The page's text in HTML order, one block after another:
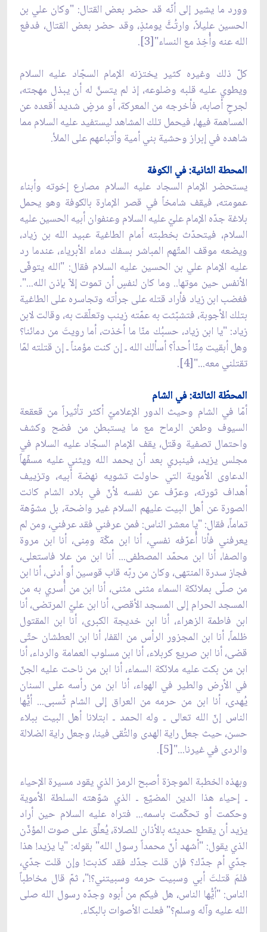
وورد ما يشير إلى أنّه قد حضر بعض القتال: "وكان علي بن
الحسين عليلاً، وارتُثَّ يومئذٍ، وقد حضر بعض القتال، فدفع
الله عنه وأُخِذ مع النساء"[3].
كلّ ذلك وغيره كثير يختزنه الإمام السجّاد عليه السلام
ويطوي عليه قلبه وضلوعه، إذ لم يتسنَّ له أن يبذل مهجته،
لجرحٍ أصابه، فأخرجه من المعركة، أو مرضٍ شديد أقعده عن
المساهمة فيها، فيحمل تلك المشاهد ليستفيد عليه السلام مما
شاهده في إبراز وحشية بني أمية وأتباعهم على الملأ.
المحطة الثانية: في الكوفة
يستحضر الإمام السجاد عليه السلام مصارع إخوته وأبناء
عمومته، فيقف شامخاً في قصر الإمارة بالكوفة وهو يحمل
بلاغة جدّه الإمام عليّ عليه السلام وعنفوان أبيه الحسين عليه
السلام، فيتحدّث بخطبته أمام الطاغية عبيد الله بن زياد،
ويضعه موقف المتّهم المباشر بسفك دماء الأبرياء، عندما رد
عليه الإمام علي بن الحسين عليه السلام فقال: "الله يتوفّى
الأنفس حين موتها.. وما كان لنفسٍ أن تموت إلاّ بإذن الله...".
فغضب ابن زياد فأراد قتله على جرأته وتجاسره على الطاغية
بتلك الأجوبة، فتشبّثت به عمّته زينب وتعلّقت به، وقالت لابن
زياد: "يا ابن زياد، حسبُك منّا ما أخذت، أما رويتَ من دمائنا؟
وهل أبقيت مِنّا أحداً؟ أسألك الله ـ إن كنت مؤمناً ـ إن قتلته لمّا
تقتلني معه..."[4].
المحطّة الثالثة: في الشام
أمّا في الشام وحيث الدور الإعلاميّ أكثر تأثيراً من قعقعة
السيوف وطعن الرماح مع ما يستبطن من فضح وكشف
واحتمال تصفية وقتل، يقف الإمام السجّاد عليه السلام في
مجلس يزيد، فينبري بعد أن يحمد الله ويثني عليه مسفّهاً
الدعاوى الأموية التي حاولت تشويه نهضة أبيه، وتزييف
أهداف ثورته، وعرّف عن نفسه لأنّ في بلاد الشام كانت
الصورة عن أهل البيت عليهم السلام غير واضحة، بل مشوّهة
تماماً، فقال: "يا معشر الناس: فمن عرفني فقد عرفني، ومن لم
يعرفني فأنا أُعرّفه نفسي، أنا ابن مكّة ومِنى، أنا ابن مروة
والصفا، أنا ابن محمّد المصطفى... أنا ابن من علا فاستعلى،
فجاز سدرة المنتهى، وكان من ربّه قاب قوسين أو أدنى، أنا ابن
من صلّى بملائكة السماء مثنى مثنى، أنا ابن من أُسري به من
المسجد الحرام إلى المسجد الأقصى، أنا ابن عليّ المرتضى، أنا
ابن فاطمة الزهراء، أنا ابن خديجة الكبرى، أنا ابن المقتول
ظلماً، أنا ابن المجزور الرأس من القفا، أنا ابن العطشان حتّى
قضى، أنا ابن صريع كربلاء، أنا ابن مسلوب العمامة والرداء، أنا
ابن من بكت عليه ملائكة السماء، أنا ابن من ناحت عليه الجنّ
في الأرض والطير في الهواء، أنا ابن من رأسه على السنان
يُهدى، أنا ابن من حرمه من العراق إلى الشام تُسبى... أيُّها
الناس إنّ الله تعالى ـ وله الحمد ـ ابتلانا أهل البيت ببلاء
حسن، حيث جعل راية الهدى والتُقى فينا، وجعل راية الضلالة
والردى في غيرنا..."[5].
وبهذه الخطبة الموجزة أصبح الرمز الذي يقود مسيرة الإحياء
ـ إحياء هذا الدين المضيّع ـ الذي شوّهته السلطة الأموية
وحكمت أو تحكّمت باسمه... فتراه عليه السلام حين أراد
يزيد أن يقطع حديثه بالأذان للصلاة، يُعلِّق على صوت المؤذّن
الذي يقول: "أشهد أنّ محمداً رسول الله" بقوله: "يا يزيد! هذا
جدّي أم جدّك؟ فإن قلت جدّك فقد كذبت! وإن قلت جدّي،
فلمَ قتلتَ أبي وسبيت حرمه وسبيتني؟!"، ثمّ قال مخاطباً
الناس: "أيُّها الناس، هل فيكم من أبوه وجدّه رسول الله صلى
الله عليه وآله وسلم؟" فعلت الأصوات بالبكاء.